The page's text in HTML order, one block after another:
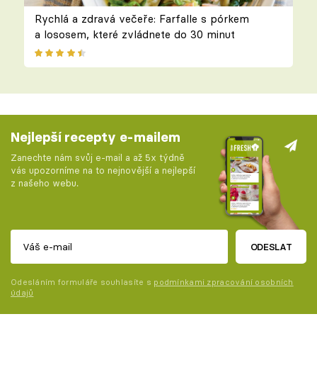
Rychlá a zdravá večeře: Farfalle s pórkem
a lososem, které zvládnete do 30 minut
Nejlepší recepty e-mailem
Zanechte nám svůj e-mail a až 5x týdně
vás upozorníme na to nejnovější a nejlepší
z našeho webu.
ODESLAT
Odesláním formuláře souhlasíte s podmínkami zpracování osobních
údajů